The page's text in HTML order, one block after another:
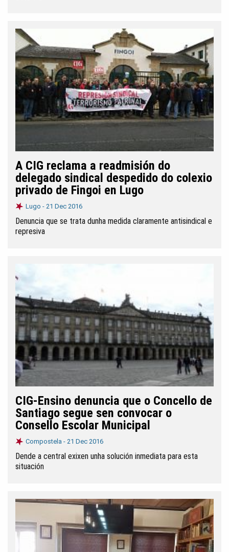
A CIG reclama a readmisión do
delegado sindical despedido do colexio
privado de Fingoi en Lugo
Lugo - 21 Dec 2016
Denuncia que se trata dunha medida claramente antisindical e
represiva
CIG-Ensino denuncia que o Concello de
Santiago segue sen convocar o
Consello Escolar Municipal
Compostela - 21 Dec 2016
Dende a central exixen unha solución inmediata para esta
situación